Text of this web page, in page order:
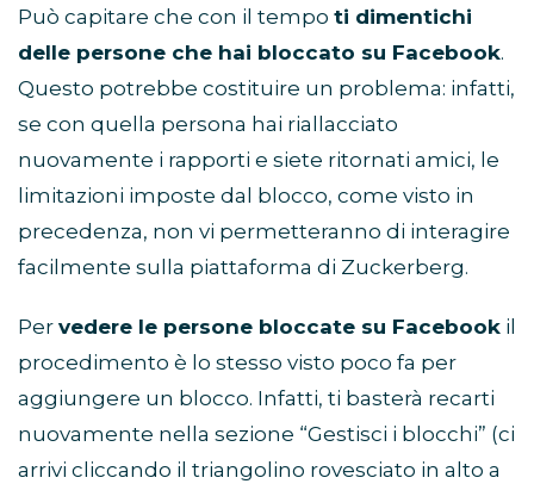
Può capitare che con il tempo ti dimentichi
delle persone che hai bloccato su Facebook.
Questo potrebbe costituire un problema: infatti,
se con quella persona hai riallacciato
nuovamente i rapporti e siete ritornati amici, le
limitazioni imposte dal blocco, come visto in
precedenza, non vi permetteranno di interagire
facilmente sulla piattaforma di Zuckerberg.
Per vedere le persone bloccate su Facebook il
procedimento è lo stesso visto poco fa per
aggiungere un blocco. Infatti, ti basterà recarti
nuovamente nella sezione “Gestisci i blocchi” (ci
arrivi cliccando il triangolino rovesciato in alto a